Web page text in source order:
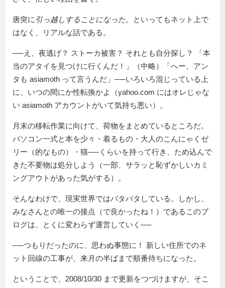
唐突に 引っ越しすることになった。といってもネット上で
はなく、リアルな話である。
──え、夜逃げ？ ストーカ被害？ それとも自分探し？ 「本
当のアタイを見つけに行くんだ！」（中略）「へー、アン
タも asiamoth って言うんだ」──いろいろ混じっている上
に、いつの間にか性転換かよ（yahoo.com にはオレじゃな
い asiamoth アカウントがいて気持ち悪い）。
月末の移転作業に向けて、荷物をまとめているところだ。
パソコン一式と本を少々・着るもの・大人のこんにゃくゼ
リー（的なもの）・猫──くらいを持って行き、ため込んで
きた不要物は処分しよう（一部、サラッと恥ずかしいカミ
ングアウトがあった気がする）。
そんなわけで、現実世界ではバタバタしている。しかし、
みなさんとの唯一の接点（で良かったね！）であるこのブ
ログは、とくに変わらず運営していく──
──つもりだったのに、思わぬ事態に！ 新しい住所でのネ
ット回線の工事が、来月の半ばまで順番待ちになった。
ということで、2008/10/30 まで更新をつづけますが、そこ